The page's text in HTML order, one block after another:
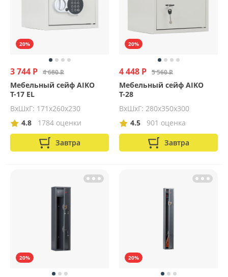
20%
3 744 Р 4 680 Р
Мебельный сейф AIKO
Т-17 EL
ВхШхГ: 171х260х230
4.8
1784 оценки
Завтра
20%
4 448 Р 5 560 Р
Мебельный сейф AIKO
Т-28
ВхШхГ: 280х350х300
4.5
901 оценка
Завтра
20% 20%